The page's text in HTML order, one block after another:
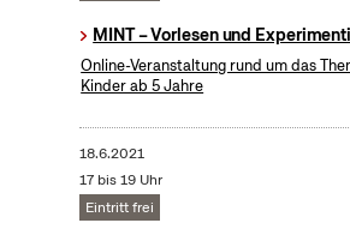
MINT – Vorlesen und
Online-Veranstaltung rund um das
Kinder ab 5 Jahre
18.6.2021
17 bis 19 Uhr
Eintritt frei